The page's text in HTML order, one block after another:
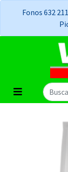
Fonos 632